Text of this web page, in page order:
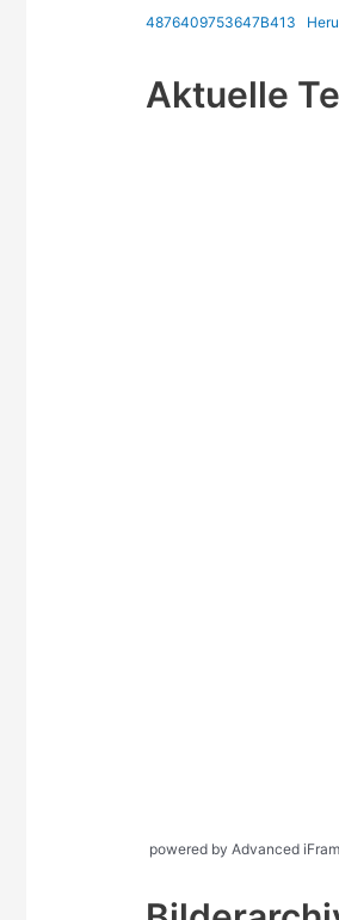
4876409753647B413
Aktuelle
powered by Advanced